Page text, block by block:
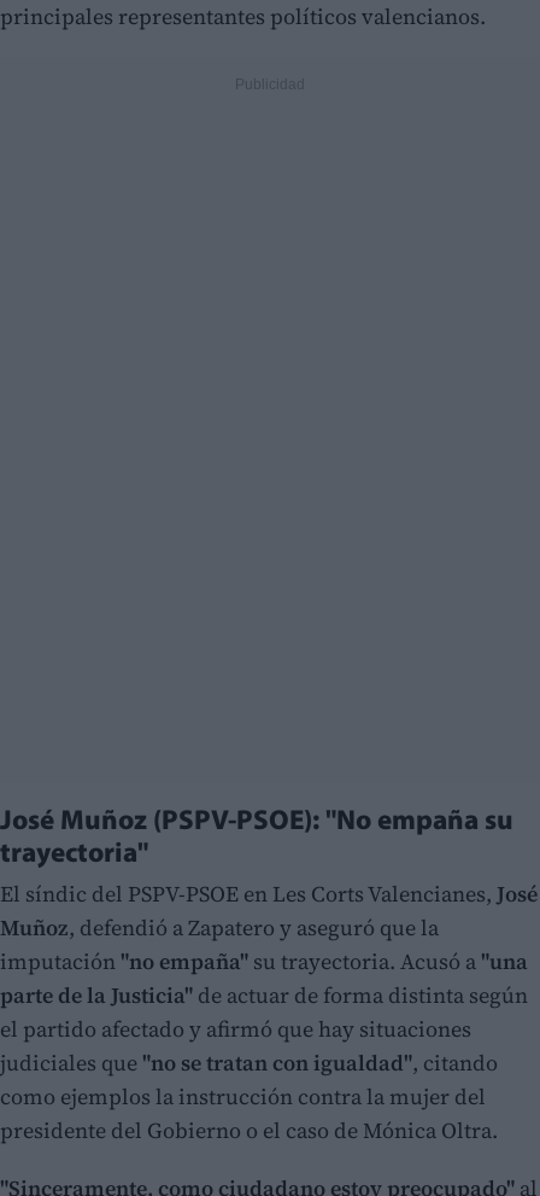
principales representantes políticos valencianos.
José Muñoz (PSPV-PSOE): "No empaña su
trayectoria"
El síndic del PSPV-PSOE en Les Corts Valencianes, José
Muñoz, defendió a Zapatero y aseguró que la
imputación "no empaña" su trayectoria. Acusó a "una
parte de la Justicia" de actuar de forma distinta según
el partido afectado y afirmó que hay situaciones
judiciales que "no se tratan con igualdad", citando
como ejemplos la instrucción contra la mujer del
presidente del Gobierno o el caso de Mónica Oltra.
"Sinceramente, como ciudadano estoy preocupado" al